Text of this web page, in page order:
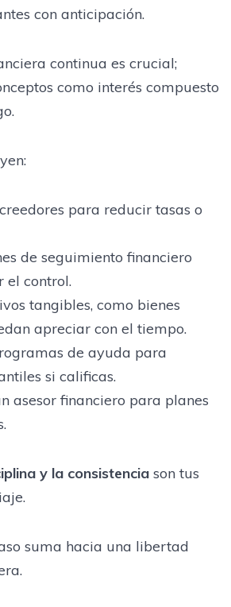
con anticipación.
continua es crucial;
como interés compuesto
para reducir tasas o
de seguimiento financiero
el control.
tangibles, como bienes
apreciar con el tiempo.
de ayuda para
si calificas.
asesor financiero para planes
y la consistencia son tus
suma hacia una libertad